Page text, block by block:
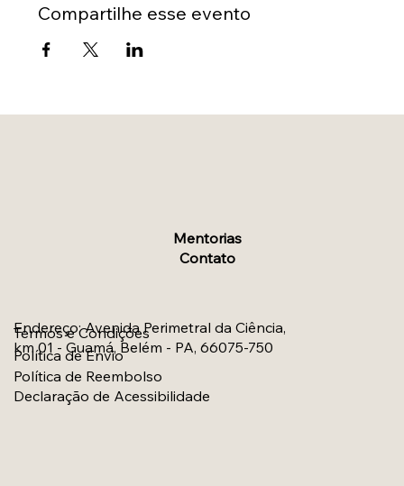
Compartilhe esse evento
Mentorias
Contato
Endereço:Avenida Perimetral da Ciência,
km 01 - Guamá, Belém - PA, 66075-750
Termos e Condições
Política de Envio
Política de Reembolso
Declaração de Acessibilidade